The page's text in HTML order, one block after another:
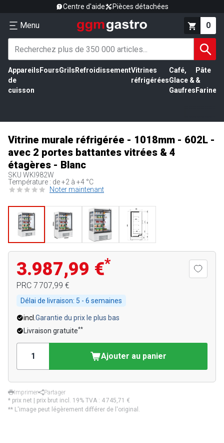
Centre d'aide Pièces détachées
Menu 0
Appareils
de
cuisson
FoursGrils RefroidissementVitrines
réfrigérées
Café,
Glace &
Gaufres
Pâte
&
Farine
Vitrine murale réfrigérée - 1018mm - 602L -
avec 2 portes battantes vitrées & 4
étagères - Blanc
SKU WKI982W
Température : de +2 à +4 °C
Noter maintenant
3.987,99 €*
PRC 7 707,99 €
Délai de livraison: 5 - 6 semaines
incl. Garantie du prix le plus bas
Livraison gratuite**
Ajouter au panier
Imprimer
Partager
* prix net | prix brut incl. 19% TVA : 4 745,71 €
** L'image peut légèrement différer de l'original.